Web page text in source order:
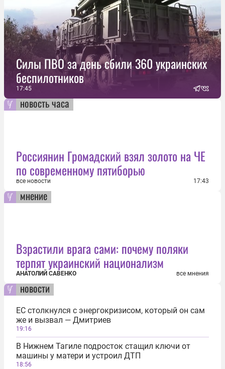
Силы ПВО за день сбили 360 украинских
беспилотников
17:45
новость часа
Россиянин Громадский взял золото на ЧЕ
по современному пятиборью
все новости 17:43
мнение
Взрастили врага сами: почему поляки
терпят украинский национализм
АНАТОЛИЙ САВЕНКО все мнения
новости
ЕС столкнулся с энергокризисом, который он сам
же и вызвал — Дмитриев
19:16
В Нижнем Тагиле подросток стащил ключи от
машины у матери и устроил ДТП
18:56